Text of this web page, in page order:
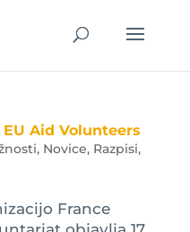
Aid Volunteers
, Novice, Razpisi,
France